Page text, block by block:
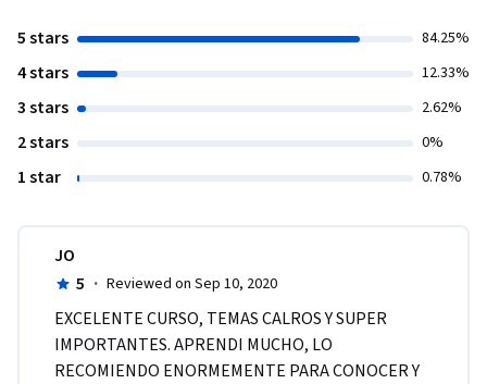
5 stars 84.25%
4 stars 12.33%
3 stars 2.62%
2 stars 0%
1 star 0.78%
JO
5 · Reviewed on Sep 10, 2020
EXCELENTE CURSO, TEMAS CALROS Y SUPER
IMPORTANTES. APRENDI MUCHO, LO
RECOMIENDO ENORMEMENTE PARA CONOCER Y